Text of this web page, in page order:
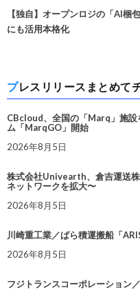
【独自】オープンロジの「AI梱
にも活用本格化
プレスリリースまとめて
CBcloud、全国の「Marq」施設
ム「MarqGO」開始
2026年8月5日
株式会社Univearth、倉吉運送
ネットワークを拡大〜
2026年8月5日
川崎重工業／ばら積運搬船「
2026年8月5日
フジトランスコーポレーション